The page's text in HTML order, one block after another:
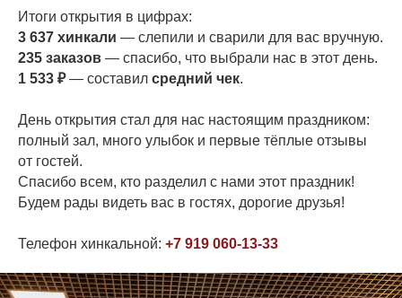
Итоги открытия в цифрах:
3 637 хинкали — слепили и сварили для вас вручную.
235 заказов — спасибо, что выбрали нас в этот день.
1 533 ₽— составил средний чек.
День открытия стал для нас настоящим праздником:
полный зал, много улыбок и первые тёплые отзывы
от гостей.
Спасибо всем, кто разделил с нами этот праздник!
Будем рады видеть вас в гостях, дорогие друзья!
Телефон хинкальной: +7 919 060-13-33